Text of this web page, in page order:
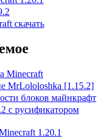
скачать
Minecraft
MrLololoshka [1.15.2]
блоков майнкрафт
с русификатором
1.20.1